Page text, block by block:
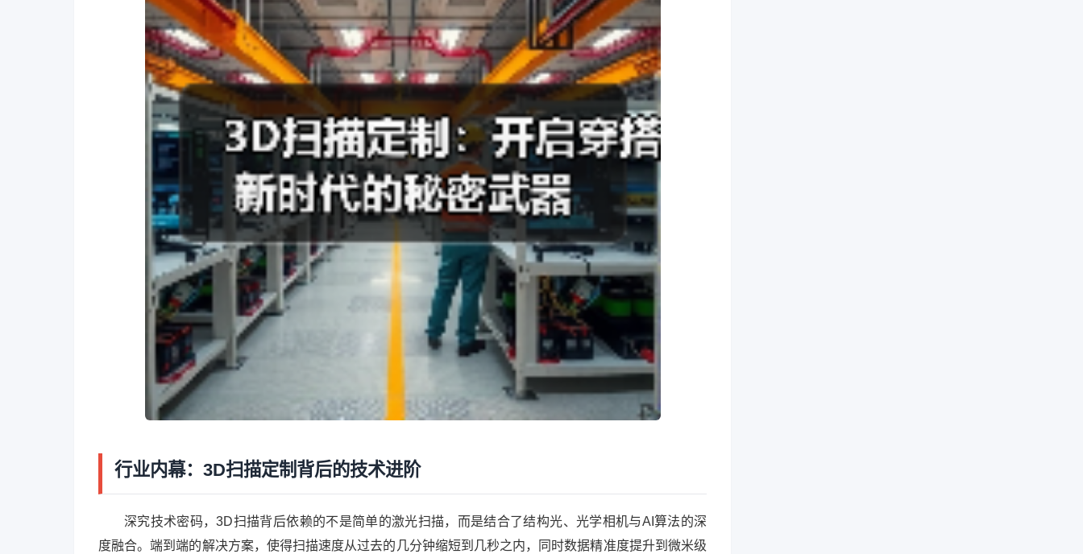
行业内幕：3D扫描定制背后的技术进阶
深究技术密码，3D扫描背后依赖的不是简单的激光扫描，而是结合了结构光、光学相机与AI算法的深
度融合。端到端的解决方案，使得扫描速度从过去的几分钟缩短到几秒之内，同时数据精准度提升到微米级